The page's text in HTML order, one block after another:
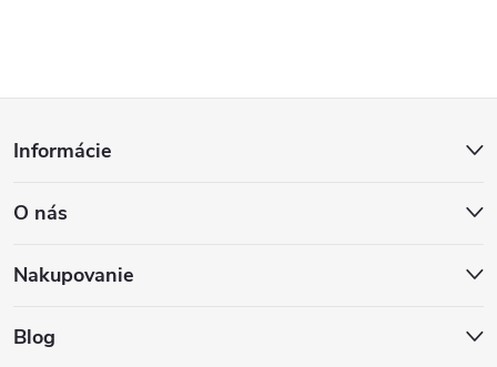
p
ä
Informácie
O nás
Nakupovanie
Blog